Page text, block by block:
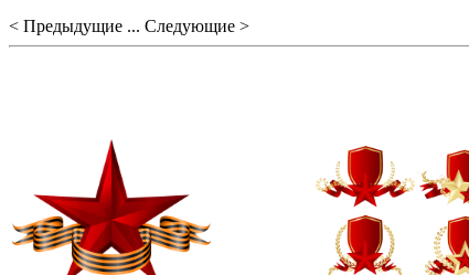
< Предыдущие ... Следующие >